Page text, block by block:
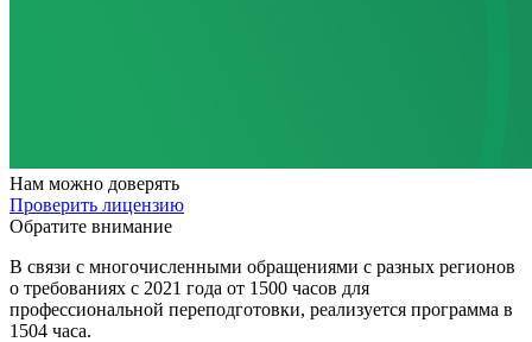
Нам можно доверять
Проверить лицензию
Обратите внимание
В связи с многочисленными обращениями с разных регионов
о требованиях с 2021 года от 1500 часов для
профессиональной переподготовки, реализуется программа в
1504 часа.